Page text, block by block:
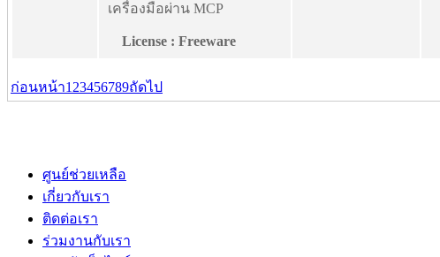
เครื่องมือผ่าน MCP
License : Freeware
ก่อนหน้า1 23456789ถัดไป
ศูนย์ช่วยเหลือ
เกี่ยวกับเรา
ติดต่อเรา
ร่วมงานกับเรา